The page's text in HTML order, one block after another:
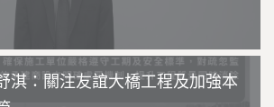
淇：關注友誼大橋工程及加強本